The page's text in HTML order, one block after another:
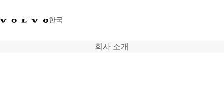
한국
회사 소개